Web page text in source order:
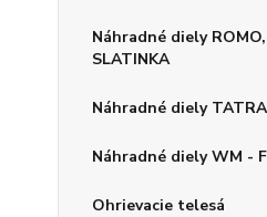
Náhradné diely ROMO,
SLATINKA
Náhradné diely
Náhradné diely WM -
Ohrievacie telesá